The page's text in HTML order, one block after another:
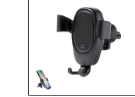
producto
tiene
múltiples
variantes.